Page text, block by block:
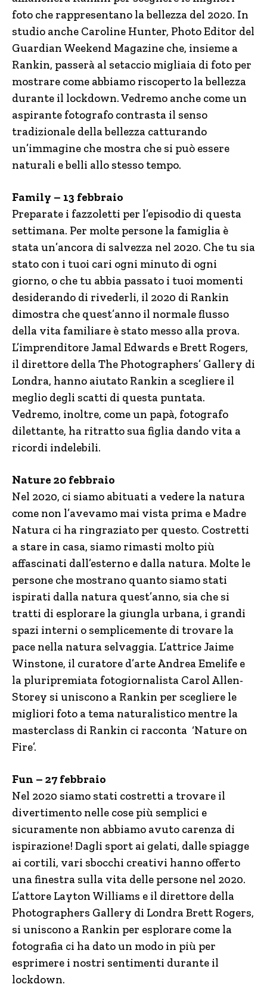
foto che rappresentano la bellezza del 2020. In
studio anche Caroline Hunter, Photo Editor del
Guardian Weekend Magazine che, insieme a
Rankin, passerà al setaccio migliaia di foto per
mostrare come abbiamo riscoperto la bellezza
durante il lockdown. Vedremo anche come un
aspirante fotografo contrasta il senso
tradizionale della bellezza catturando
un’immagine che mostra che si può essere
naturali e belli allo stesso tempo.
Family – 13 febbraio
Preparate i fazzoletti per l’episodio di questa
settimana. Per molte persone la famiglia è
stata un’ancora di salvezza nel 2020. Che tu sia
stato con i tuoi cari ogni minuto di ogni
giorno, o che tu abbia passato i tuoi momenti
desiderando di rivederli, il 2020 di Rankin
dimostra che quest’anno il normale flusso
della vita familiare è stato messo alla prova.
L’imprenditore Jamal Edwards e Brett Rogers,
il direttore della The Photographers’ Gallery di
Londra, hanno aiutato Rankin a scegliere il
meglio degli scatti di questa puntata.
Vedremo, inoltre, come un papà, fotografo
dilettante, ha ritratto sua figlia dando vita a
ricordi indelebili.
Nature 20 febbraio
Nel 2020, ci siamo abituati a vedere la natura
come non l’avevamo mai vista prima e Madre
Natura ci ha ringraziato per questo. Costretti
a stare in casa, siamo rimasti molto più
affascinati dall’esterno e dalla natura. Molte le
persone che mostrano quanto siamo stati
ispirati dalla natura quest’anno, sia che si
tratti di esplorare la giungla urbana, i grandi
spazi interni o semplicemente di trovare la
pace nella natura selvaggia. L’attrice Jaime
Winstone, il curatore d’arte Andrea Emelife e
la pluripremiata fotogiornalista Carol Allen-
Storey si uniscono a Rankin per scegliere le
migliori foto a tema naturalistico mentre la
masterclass di Rankin ci racconta ‘Nature on
Fire’.
Fun – 27 febbraio
Nel 2020 siamo stati costretti a trovare il
divertimento nelle cose più semplici e
sicuramente non abbiamo avuto carenza di
ispirazione! Dagli sport ai gelati, dalle spiagge
ai cortili, vari sbocchi creativi hanno offerto
una finestra sulla vita delle persone nel 2020.
L’attore Layton Williams e il direttore della
Photographers Gallery di Londra Brett Rogers,
si uniscono a Rankin per esplorare come la
fotografia ci ha dato un modo in più per
esprimere i nostri sentimenti durante il
lockdown.